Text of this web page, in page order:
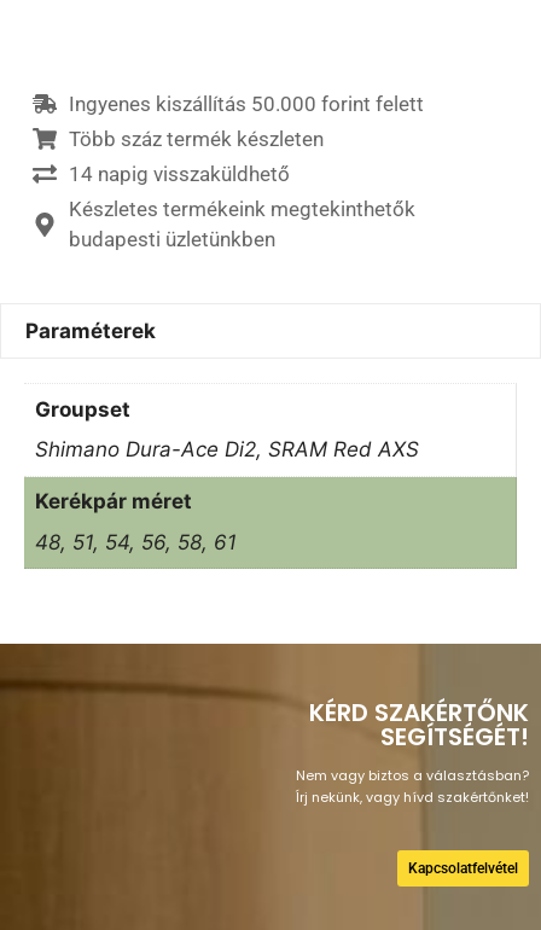
Ingyenes kiszállítás 50.000 forint felett
Több száz termék készleten
14 napig visszaküldhető
Készletes termékeink megtekinthetők
budapesti üzletünkben
Paraméterek
Groupset
Shimano Dura-Ace Di2, SRAM Red AXS
Kerékpár méret
48, 51, 54, 56, 58, 61
KÉRD SZAKÉRTŐNK
SEGÍTSÉGÉT!
Nem vagy biztos a választásban?
Írj nekünk, vagy hívd szakértőnket!
Kapcsolatfelvétel